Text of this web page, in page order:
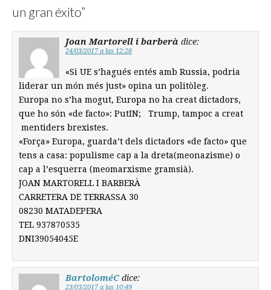
un gran éxito”
Joan Martorell i barberà dice:
24/03/2017 a las 12:28
«Si UE s’hagués entés amb Russia, podria
liderar un món més just» opina un politòleg.
Europa no s’ha mogut, Europa no ha creat dictadors,
que ho són «de facto»: PutIN; Trump, tampoc a creat
mentiders brexistes.
«Força» Europa, guarda’t dels dictadors «de facto» que
tens a casa: populisme cap a la dreta(meonazisme) o
cap a l’esquerra (meomarxisme gramsià).
JOAN MARTORELL I BARBERÀ
CARRETERA DE TERRASSA 30
08230 MATADEPERA
TEL 937870535
DNI39054045E
BartoloméC dice:
23/03/2017 a las 10:49